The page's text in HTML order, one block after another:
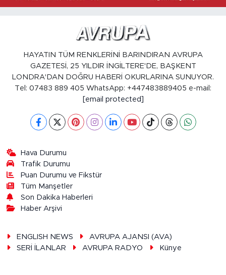
HAYATIN TÜM RENKLERİNİ BARINDIRAN AVRUPA
GAZETESİ, 25 YILDIR İNGİLTERE'DE, BAŞKENT
LONDRA'DAN DOĞRU HABERİ OKURLARINA SUNUYOR.
Tel: 07483 889 405 WhatsApp: +447483889405 e-mail:
[email protected]
Hava Durumu
Trafik Durumu
Puan Durumu ve Fikstür
Tüm Manşetler
Son Dakika Haberleri
Haber Arşivi
ENGLISH NEWS
AVRUPA AJANSI (AVA)
SERİ İLANLAR
AVRUPA RADYO Künye